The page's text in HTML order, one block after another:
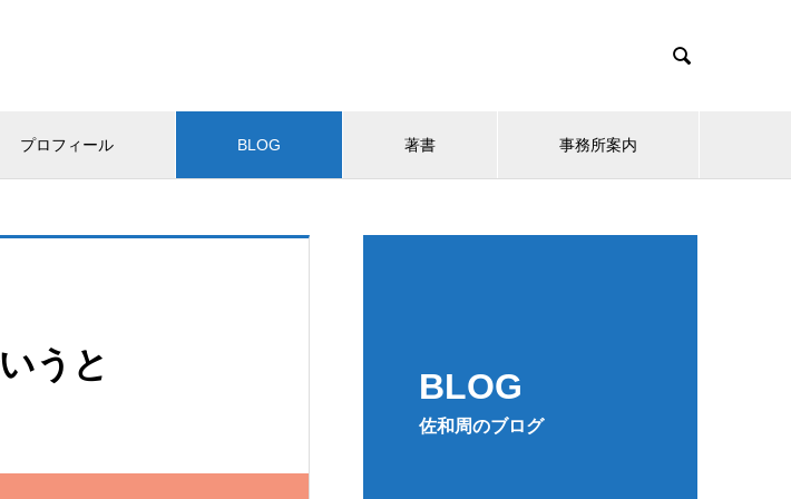

プロフィール BLOG 著書 事務所案内
BLOG
佐和周のブログ
うと